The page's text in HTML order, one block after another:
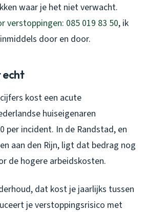
waar je het niet verwacht.
verstoppingen: 085 019 83 50, ik
door en door.
echt
kost een acute
huiseigenaren
per incident. In de Randstad, en
aan den Rijn, ligt dat bedrag nog
de hogere arbeidskosten.
dat kost je jaarlijks tussen
je verstoppingsrisico met